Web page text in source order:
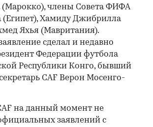
(Марокко), члены Совета ФИФА
(Египет), Хамиду Джибрилла
Яхья (Мавритания).
сделал и недавно
Федерации футбола
Республики Конго, бывший
CAF Верон Мосенго-
на данный момент не
заявлений с